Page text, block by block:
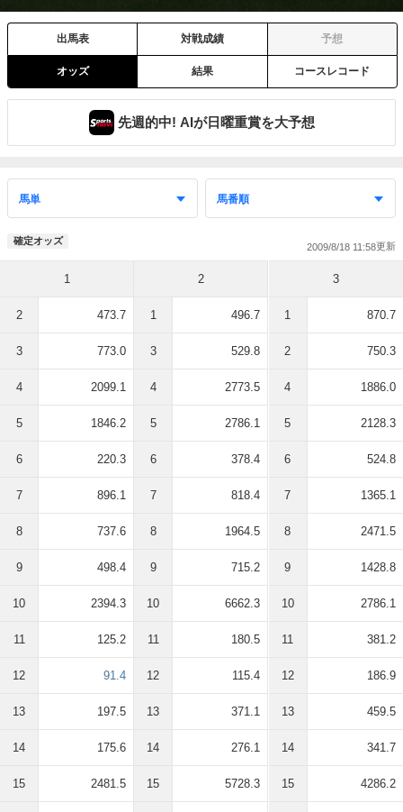
出馬表 対戦成績 予想
オッズ 結果 コースレコード
先週的中! AIが日曜重賞を大予想
確定オッズ
2009/8/18 11:58
1
2 473.7
3 773.0
4 2099.1
5 1846.2
6 220.3
7 896.1
8 737.6
9 498.4
10 2394.3
11 125.2
12 91.4
13 197.5
14 175.6
15 2481.5
2
1 496.7
3 529.8
4 2773.5
5 2786.1
6 378.4
7 818.4
8 1964.5
9 715.2
10 6662.3
11 180.5
12 115.4
13 371.1
14 276.1
15 5728.3
3
1 870.7
2 750.3
4 1886.0
5 2128.3
6 524.8
7 1365.1
8 2471.5
9 1428.8
10 2786.1
11 381.2
12 186.9
13 459.5
14 341.7
15 4286.2